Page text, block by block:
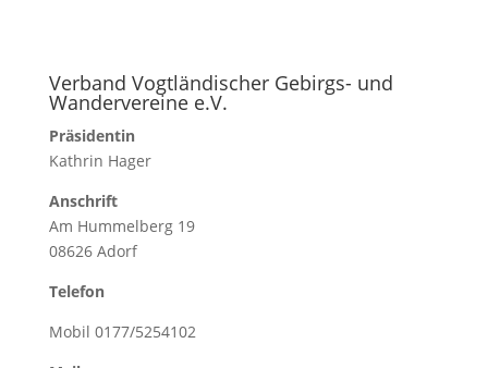
Verband Vogtländischer Gebirgs- und
Wandervereine e.V.
Präsidentin
Kathrin Hager
Anschrift
Am Hummelberg 19
08626 Adorf
Telefon
Mobil 0177/5254102